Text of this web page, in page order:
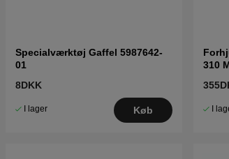
Specialværktøj Gaffel 5987642-
01
8DKK
I lager Køb
310
I